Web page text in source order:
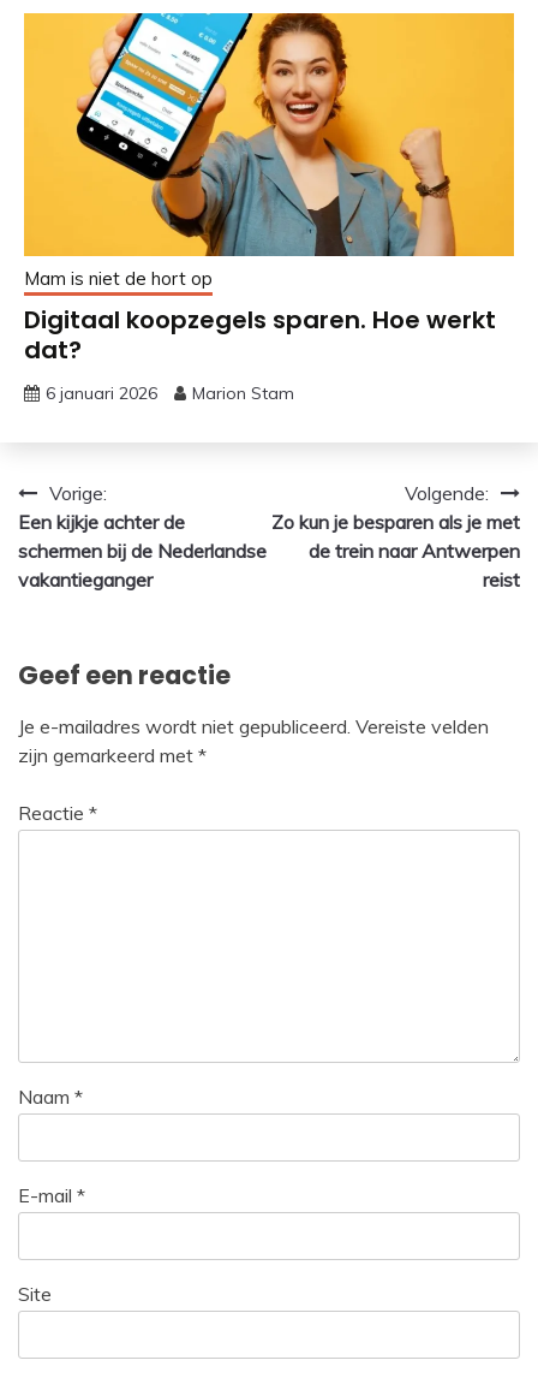
Mam is niet de hort op
Digitaal koopzegels sparen. Hoe werkt
dat?
6 januari 2026 Marion Stam
Bericht
navigatie
Vorige:
Een kijkje achter de
schermen bij de Nederlandse
vakantieganger
Volgende:
Zo kun je besparen als je met
de trein naar Antwerpen
reist
Geef een reactie
Je e-mailadres wordt niet gepubliceerd. Vereiste velden
zijn gemarkeerd met *
Reactie *
Naam *
E-mail *
Site